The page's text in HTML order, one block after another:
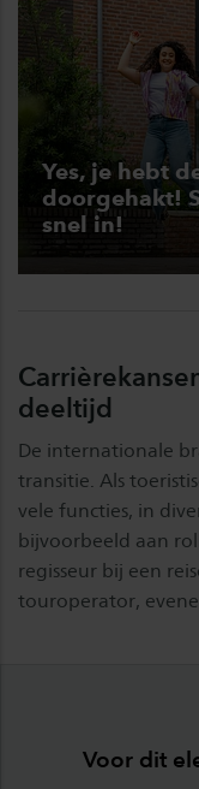
Yes, je hebt
doorgehakt!
snel in!
deeltijd
De internationale
transitie. Als
vele functies, in
bijvoorbeeld aan
regisseur bij een
touroperator,
Voor dit